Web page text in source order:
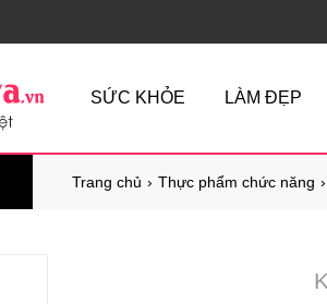
SỨC KHỎE LÀM ĐẸP
Trang chủ Thực phẩm chức năng